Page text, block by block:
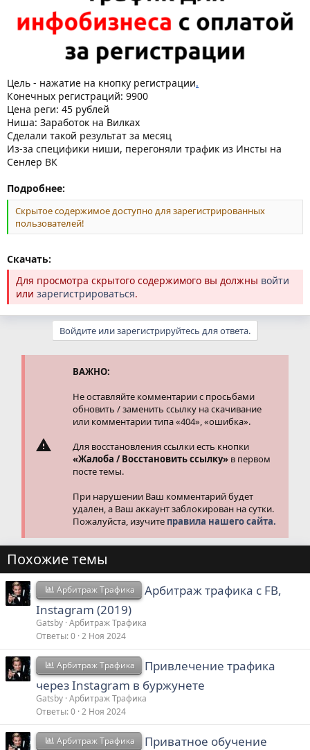
Цель - нажатие на кнопку регистрации.
Конечных регистраций: 9900
Цена реги: 45 рублей
Ниша: Заработок на Вилках
Сделали такой результат за месяц
Из-за специфики ниши, перегоняли трафик из Инсты на
Сенлер ВК
Подробнее:
Скрытое содержимое доступно для зарегистрированных
пользователей!
Скачать:
Для просмотра скрытого содержимого вы должны войти
или зарегистрироваться.
Войдите или зарегистрируйтесь для ответа.
ВАЖНО:
Не оставляйте комментарии с просьбами
обновить / заменить ссылку на скачивание
или комментарии типа «404», «ошибка».
Для восстановления ссылки есть кнопки
«Жалоба / Восстановить ссылку» в первом
посте темы.
При нарушении Ваш комментарий будет
удален, а Ваш аккаунт заблокирован на сутки.
Пожалуйста, изучите правила нашего сайта.
Похожие темы
Арбитраж Трафика
Арбитраж трафика с FB,
Instagram (2019)
Gatsby Арбитраж Трафика
Ответы 0 2 Ноя 2024
Арбитраж Трафика
Привлечение трафика
через Instagram в буржунете
Gatsby Арбитраж Трафика
Ответы 0 2 Ноя 2024
Арбитраж Трафика
Приватное обучение